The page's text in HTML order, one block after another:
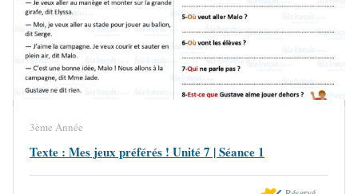
3ème Année
Texte : Mes jeux préférés ! Unité 7 | Séance 1